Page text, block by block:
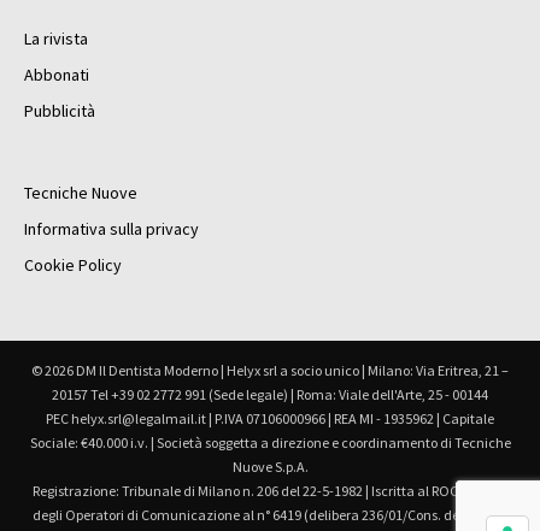
La rivista
Abbonati
Pubblicità
Tecniche Nuove
Informativa sulla privacy
Cookie Policy
© 2026 DM Il Dentista Moderno | Helyx srl a socio unico | Milano: Via Eritrea, 21 –
20157 Tel +39 02 2772 991 (Sede legale) | Roma: Viale dell'Arte, 25 - 00144
PEC helyx.srl@legalmail.it | P.IVA 07106000966 | REA MI - 1935962 | Capitale
Sociale: €40.000 i.v. | Società soggetta a direzione e coordinamento di Tecniche
Nuove S.p.A.
Registrazione: Tribunale di Milano n. 206 del 22-5-1982 | Iscritta al ROC Registro
degli Operatori di Comunicazione al n° 6419 (delibera 236/01/Cons. del 30.6.01